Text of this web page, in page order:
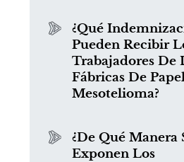
¿Qué
Pueden Recibir
Trabajadores De
Fábricas De
Mesotelioma?
¿De Qué Manera
Exponen Los